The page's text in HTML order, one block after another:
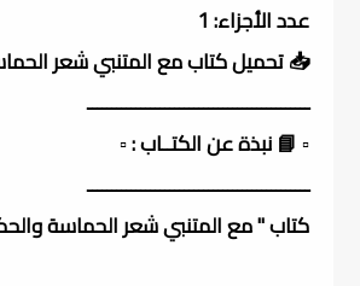
عدد الأجزاء: 1
📥 تحميل كتاب مع المتنبي شعر
ــــــــــــــــــــــــــــــــــــــــــــــ
▫️ 📘 نبذة عن الكتــاب : ▫️
ــــــــــــــــــــــــــــــــــــــــــــــ
كتاب " مع المتنبي شعر الحماسة والحكمة